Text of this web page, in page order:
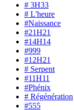
# 3H33
# L'heure
#Naissance
#21H21
#14H14
#999
#12H21
# Serpent
#11H11
#Phénix
# Régénération
#555